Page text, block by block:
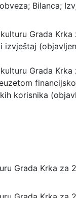
Bilanca;
Grada Krka
izvještaj
Grada Krka
korisnika
Grada Krka za